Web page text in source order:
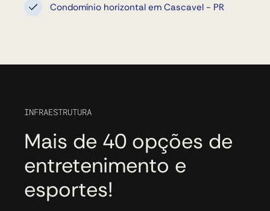
Condomínio horizontal em Cascavel - PR
INFRAESTRUTURA
Mais de 40 opções de
entretenimento e
esportes!